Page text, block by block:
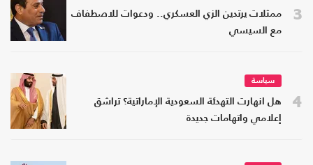
3
ممثلات يرتدين الزي العسكري.. ودعوات للاصطفاف
مع السيسي
4
سياسة
هل انهارت التهدئة السعودية الإماراتية؟ تراشق
إعلامي واتهامات جديدة